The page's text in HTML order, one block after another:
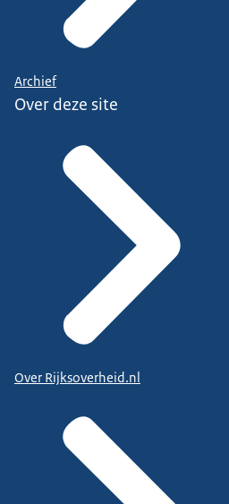
Archief
Over deze site
Over Rijksoverheid.nl